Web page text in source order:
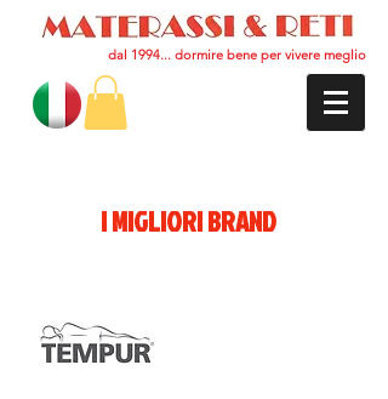
dal 1994... dormire bene per vivere meglio
I MIGLIORI BRAND